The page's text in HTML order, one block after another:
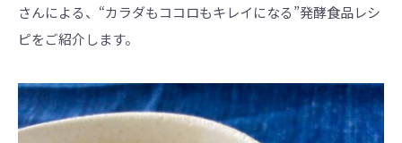
ら
語
版
も
さんによる、“カラダもココロもキレイになる”発酵食品レシ
ピをご紹介します。